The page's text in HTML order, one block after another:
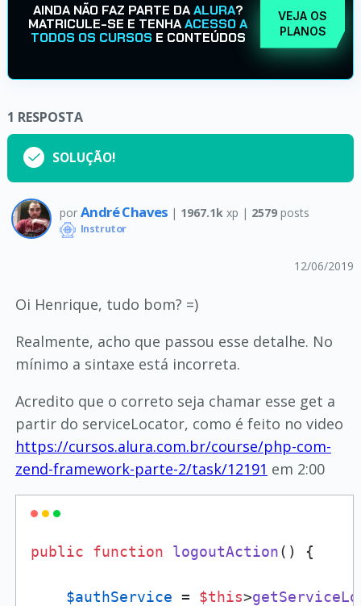
AINDA NÃO FAZ PARTE DAALURA?
MATRICULE-SE E TENHAACESSO A
TODOS OS CURSOS E CONTEÚDOS
VEJA OS
PLANOS
1 RESPOSTA
SOLUÇÃO!
por André Chaves | 1967.1k xp | 2579 posts
Instrutor
12/06/2019
Oi Henrique, tudo bom? =)
Realmente, acho que passou esse detalhe. No
mínimo a sintaxe está incorreta.
Acredito que o correto seja chamar esse get a
partir do serviceLocator, como é feito no video
https://cursos.alura.com.br/course/php-com-
zend-framework-parte-2/task/12191 em 2:00
public function logoutAction( ) {
$authService = $this­>